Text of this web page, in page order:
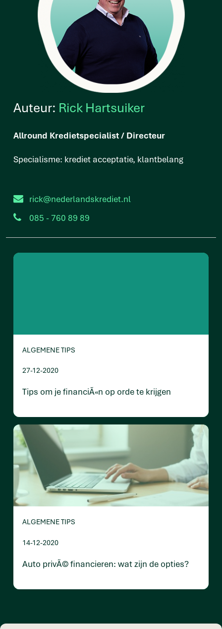
Auteur: Rick Hartsuiker
Allround Kredietspecialist / Directeur
Specialisme: krediet acceptatie, klantbelang
rick@nederlandskrediet.nl
085 - 760 89 89
ALGEMENE TIPS
27-12-2020
Tips om je financiÃ«n op orde te krijgen
ALGEMENE TIPS
14-12-2020
Auto privÃ© financieren: wat zijn de opties?